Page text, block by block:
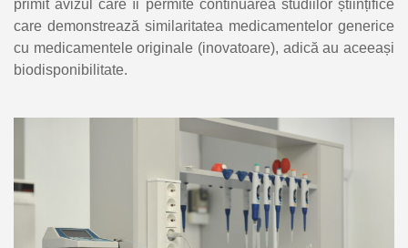
primit avizul care îi permite continuarea studiilor științifice
care demonstrează similaritatea medicamentelor generice
cu medicamentele originale (inovatoare), adică au aceeași
biodisponibilitate.